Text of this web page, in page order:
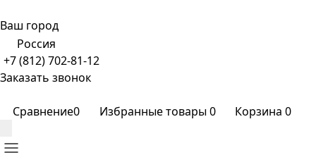
Ваш город
Россия
+7 (812) 702-81-12
Заказать звонок
Сравнение0 Избранные товары0 Корзина 0